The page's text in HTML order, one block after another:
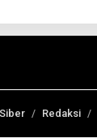
Redaksi